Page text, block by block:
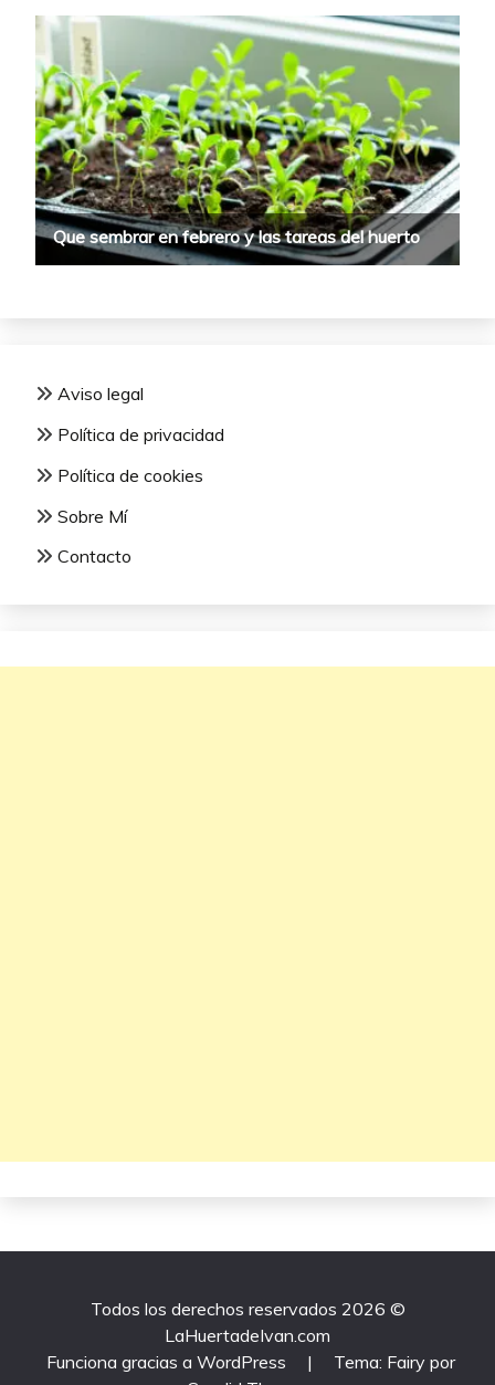
Aviso legal
Política de privacidad
Política de cookies
Sobre Mí
Contacto
Todos los derechos reservados 2026 ©
LaHuertadeIvan.com
Funciona gracias a WordPress
|
Tema: Fairy por